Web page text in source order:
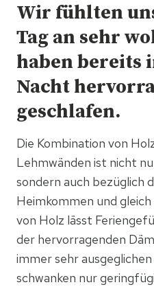
Wir fühlten
Tag an sehr
haben bereits
Nacht
geschlafen.
Die Kombination von
Lehmwänden ist nicht
sondern auch bezüglich
Heimkommen und
von Holz lässt
der hervorragenden
immer sehr
schwanken nur